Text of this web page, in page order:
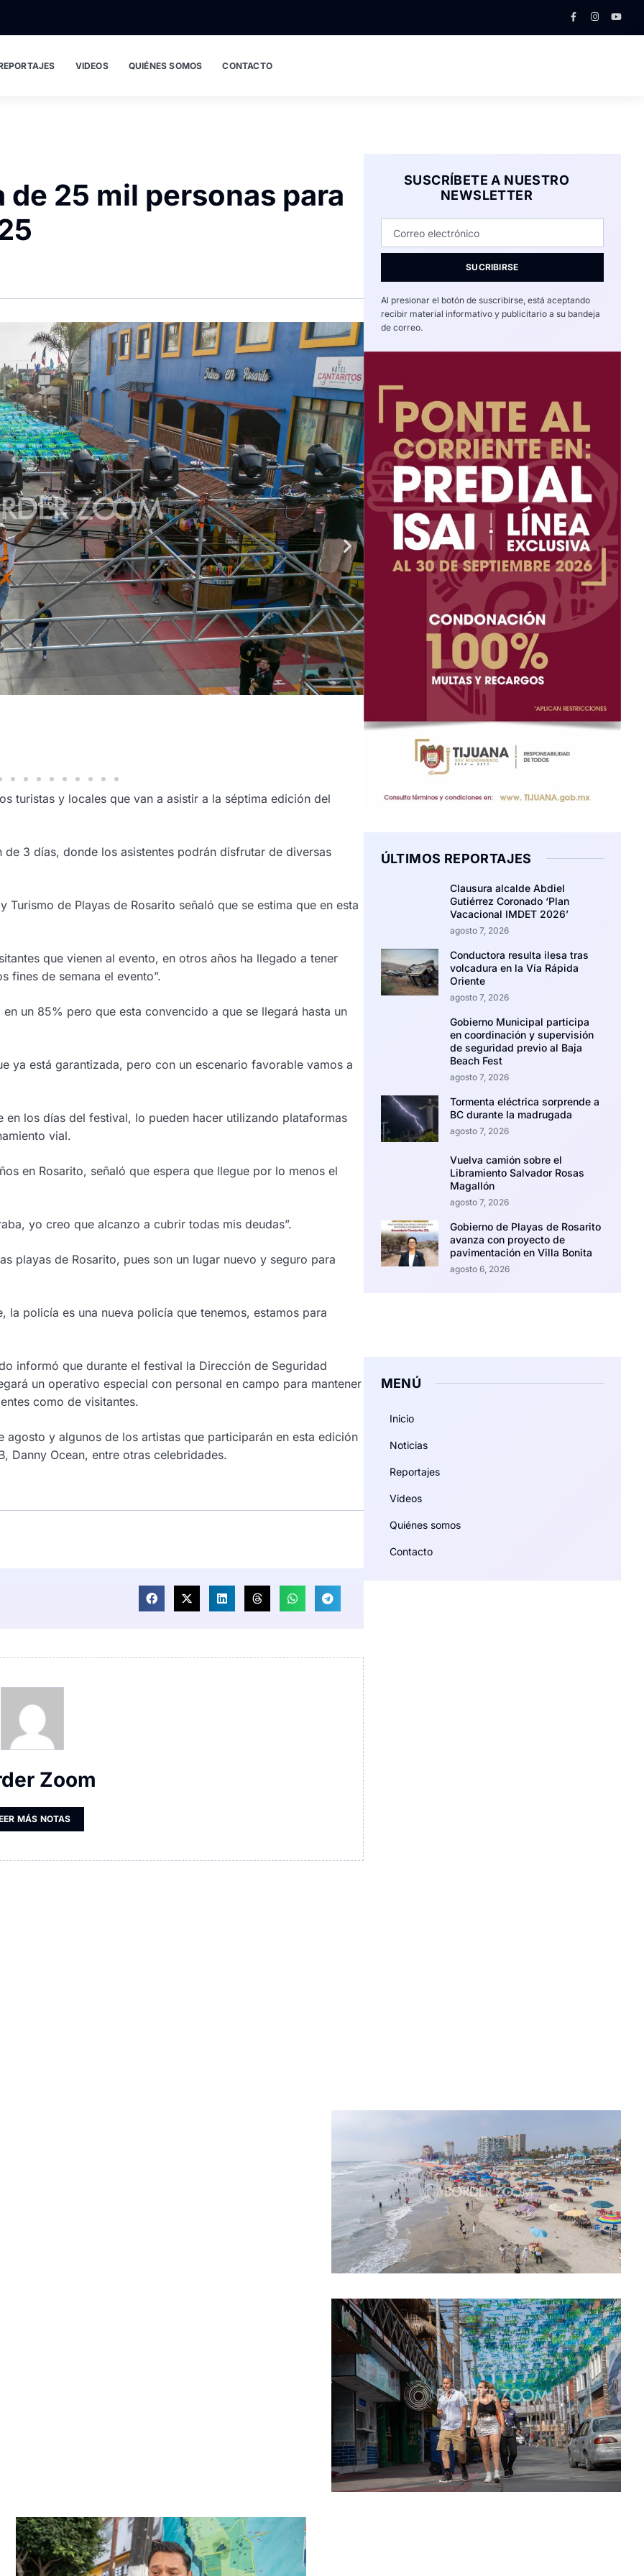
VIDEOS QUIÉNES SOMOS CONTACTO
25 mil personas para
turistas y locales que van a asistir a la séptima edición del
3 días, donde los asistentes podrán disfrutar de diversas
de Playas de Rosarito señaló que se estima que en esta
que vienen al evento, en otros años ha llegado a tener
fines de semana el evento”.
un 85% pero que esta convencido a que se llegará hasta un
ya está garantizada, pero con un escenario favorable vamos a
los días del festival, lo pueden hacer utilizando plataformas
vial.
en Rosarito, señaló que espera que llegue por lo menos el
yo creo que alcanzo a cubrir todas mis deudas”.
playas de Rosarito, pues son un lugar nuevo y seguro para
la policía es una nueva policía que tenemos, estamos para
informó que durante el festival la Dirección de Seguridad
un operativo especial con personal en campo para mantener
como de visitantes.
y algunos de los artistas que participarán en esta edición
Danny Ocean, entre otras celebridades.
Zoom
MÁS NOTAS
SUSCRÍBETE A NUESTRO
NEWSLETTER
SUCRIBIRSE
Al presionar el botón de suscribirse, está aceptando
recibir material informativo y publicitario a su bandeja
de correo.
ÚLTIMOS REPORTAJES
Clausura alcalde Abdiel
Gutiérrez Coronado ‘Plan
Vacacional IMDET 2026’
agosto 7, 2026
Conductora resulta ilesa tras
volcadura en la Vía Rápida
Oriente
agosto 7, 2026
Gobierno Municipal participa
en coordinación y supervisión
de seguridad previo al Baja
Beach Fest
agosto 7, 2026
Tormenta eléctrica sorprende a
BC durante la madrugada
agosto 7, 2026
Vuelva camión sobre el
Libramiento Salvador Rosas
Magallón
agosto 7, 2026
Gobierno de Playas de Rosarito
avanza con proyecto de
pavimentación en Villa Bonita
agosto 6, 2026
MENÚ
Inicio
Noticias
Reportajes
Videos
Quiénes somos
Contacto